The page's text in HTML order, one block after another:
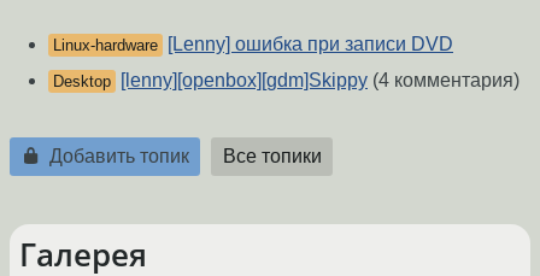
Linux-hardware [Lenny] ошибка при записи DVD
Desktop [lenny][openbox][gdm]Skippy (4 комментария)
Добавить топик Все топики
Галерея